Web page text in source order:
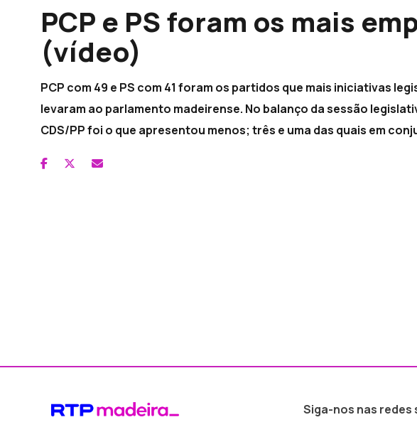
PCP e PS foram os mais
(vídeo)
PCP com 49 e PS com 41 foram os partidos que mais iniciativas
levaram ao parlamento madeirense. No balanço da sessão
CDS/PP foi o que apresentou menos; três e uma das quais em
Siga-nos nas redes